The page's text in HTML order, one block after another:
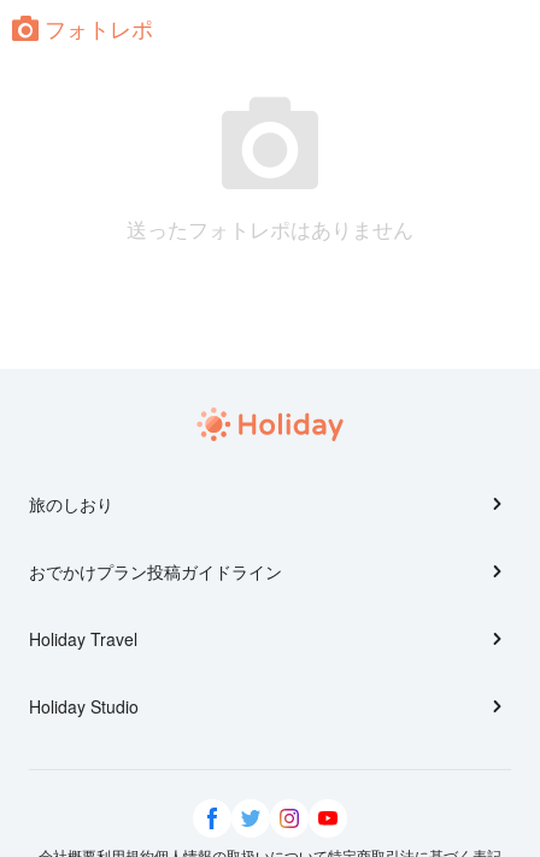
フォトレポ
送ったフォトレポはありません
旅のしおり
おでかけプラン投稿ガイドライン
Holiday Travel
Holiday Studio